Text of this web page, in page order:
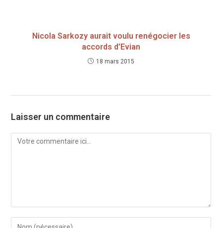
Nicola Sarkozy aurait voulu renégocier les
accords d’Evian
18 mars 2015
Laisser un commentaire
Comment
Enter